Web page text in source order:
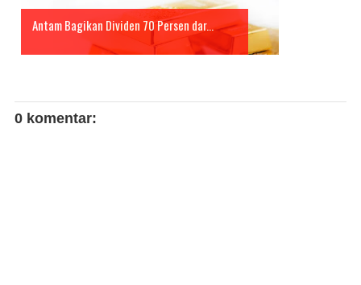
Antam Bagikan Dividen 70 Persen dar...
0 komentar: